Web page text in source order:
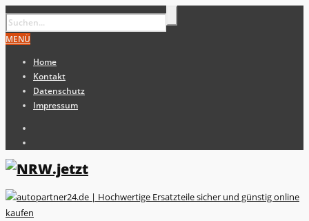
MENÜ
Home
Kontakt
Datenschutz
Impressum